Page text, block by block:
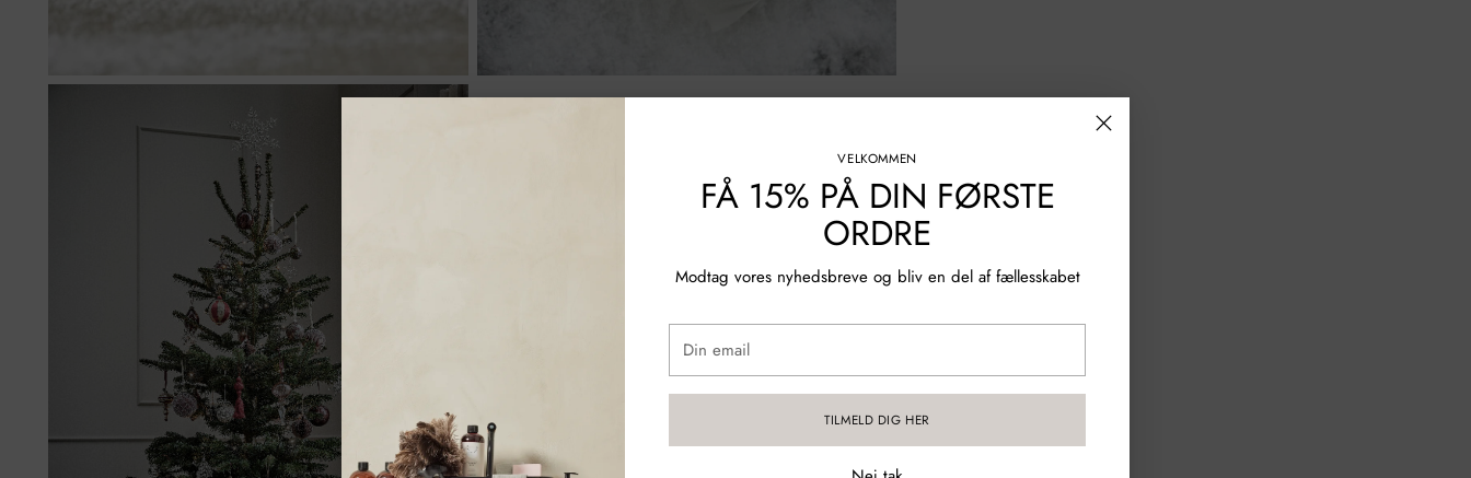
VELKOMMEN
FÅ 15% PÅ DIN FØRSTE
ORDRE
Modtag vores nyhedsbreve og bliv en del af fællesskabet
email
TILMELD DIG HER